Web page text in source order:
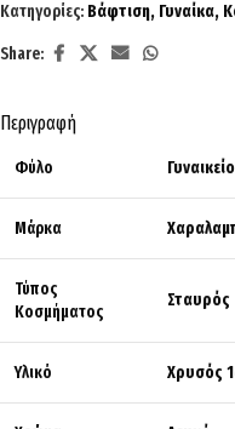
Κατηγορίες: Βάφτιση, Γυναίκα,
Share:
Περιγραφή
Φύλο Γυναικείο
Μάρκα
Τύπος
Κοσμήματος
Σταυρός
Υλικό Χρυσός